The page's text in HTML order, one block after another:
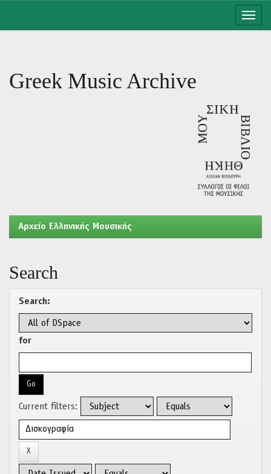
Greek Music Archive
Aρχείο Ελληνικής Μουσικής
Search
Search:
for
Current filters: